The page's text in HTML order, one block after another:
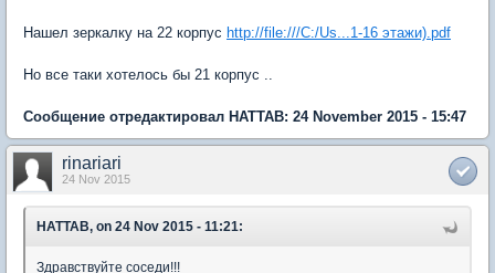
Нашел зеркалку на 22 корпус http://file:///C:/Us...1-16 этажи).pdf
Но все таки хотелось бы 21 корпус ..
Сообщение отредактировал HATTAB: 24 November 2015 - 15:47
rinariari
24 Nov 2015
HATTAB, on 24 Nov 2015 - 11:21:
Здравствуйте соседи!!!